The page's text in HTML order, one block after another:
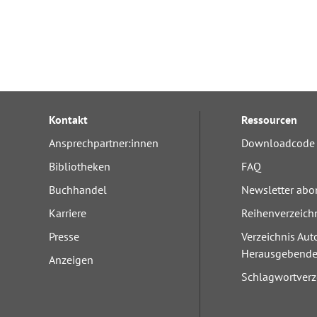
Kontakt
Ansprechpartner:innen
Bibliotheken
Buchhandel
Karriere
Presse
Anzeigen
Ressourcen
FAQ
Newsletter
Verzeichnis
Herausgebende